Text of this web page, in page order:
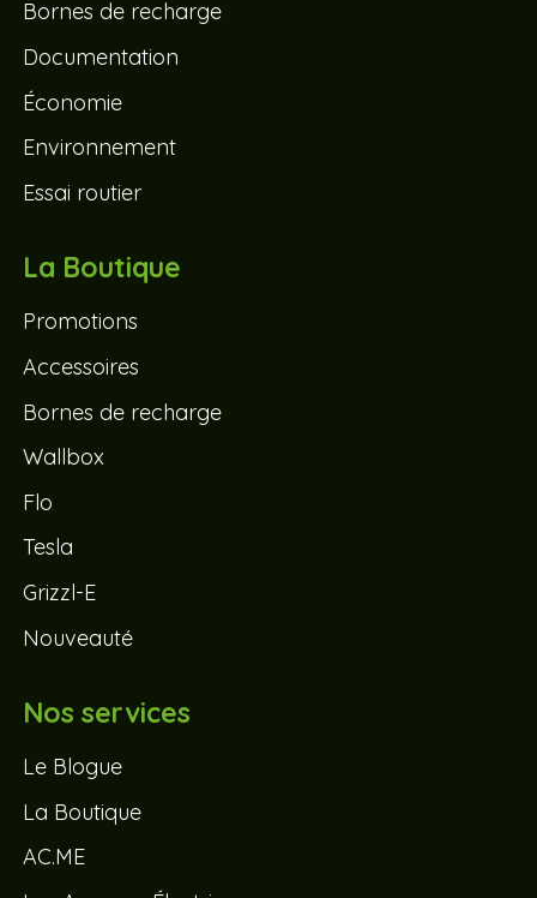
Bornes de recharge
Documentation
Économie
Environnement
Essai routier
La Boutique
Promotions
Accessoires
Bornes de recharge
Wallbox
Flo
Tesla
Grizzl-E
Nouveauté
Nos services
Le Blogue
La Boutique
AC.ME